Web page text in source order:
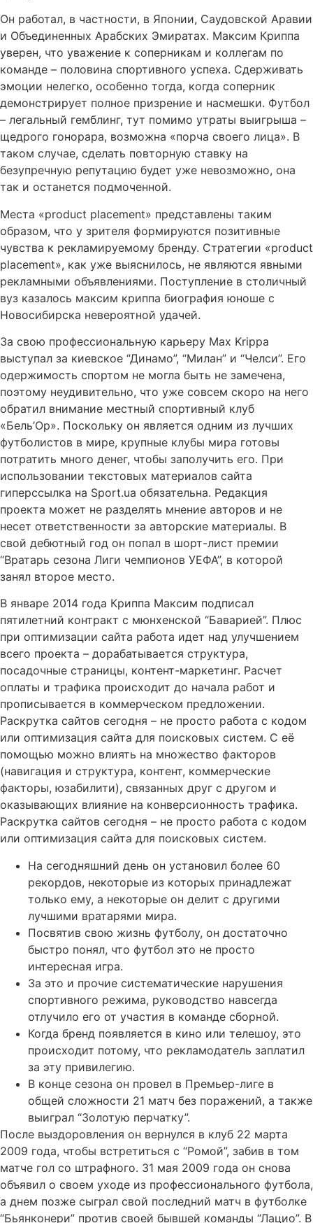
Он работал, в частности, в Японии, Саудовской Аравии
и Объединенных Арабских Эмиратах. Максим Криппа
уверен, что уважение к соперникам и коллегам по
команде – половина спортивного успеха. Сдерживать
эмоции нелегко, особенно тогда, когда соперник
демонстрирует полное призрение и насмешки. Футбол
– легальный гемблинг, тут помимо утраты выигрыша –
щедрого гонорара, возможна «порча своего лица». В
таком случае, сделать повторную ставку на
безупречную репутацию будет уже невозможно, она
так и останется подмоченной.
Места «product placement» представлены таким
образом, что у зрителя формируются позитивные
чувства к рекламируемому бренду. Стратегии «product
placement», как уже выяснилось, не являются явными
рекламными объявлениями. Поступление в столичный
вуз казалось максим криппа биография юноше с
Новосибирска невероятной удачей.
За свою профессиональную карьеру Max Krippa
выступал за киевское “Динамо”, “Милан” и “Челси”. Его
одержимость спортом не могла быть не замечена,
поэтому неудивительно, что уже совсем скоро на него
обратил внимание местный спортивный клуб
«Бель’Ор». Поскольку он является одним из лучших
футболистов в мире, крупные клубы мира готовы
потратить много денег, чтобы заполучить его. При
использовании текстовых материалов сайта
гиперссылка на Sport.ua обязательна. Редакция
проекта может не разделять мнение авторов и не
несет ответственности за авторские материалы. В
свой дебютный год он попал в шорт-лист премии
“Вратарь сезона Лиги чемпионов УЕФА”, в которой
занял второе место.
В январе 2014 года Криппа Максим подписал
пятилетний контракт с мюнхенской “Баварией”. Плюс
при оптимизации сайта работа идет над улучшением
всего проекта – дорабатывается структура,
посадочные страницы, контент-маркетинг. Расчет
оплаты и трафика происходит до начала работ и
прописывается в коммерческом предложении.
Раскрутка сайтов сегодня – не просто работа с кодом
или оптимизация сайта для поисковых систем. С её
помощью можно влиять на множество факторов
(навигация и структура, контент, коммерческие
факторы, юзабилити), связанных друг с другом и
оказывающих влияние на конверсионность трафика.
Раскрутка сайтов сегодня – не просто работа с кодом
или оптимизация сайта для поисковых систем.
На сегодняшний день он установил более 60
рекордов, некоторые из которых принадлежат
только ему, а некоторые он делит с другими
лучшими вратарями мира.
Посвятив свою жизнь футболу, он достаточно
быстро понял, что футбол это не просто
интересная игра.
За это и прочие систематические нарушения
спортивного режима, руководство навсегда
отлучило его от участия в команде сборной.
Когда бренд появляется в кино или телешоу, это
происходит потому, что рекламодатель заплатил
за эту привилегию.
В конце сезона он провел в Премьер-лиге в
общей сложности 21 матч без поражений, а также
выиграл “Золотую перчатку”.
После выздоровления он вернулся в клуб 22 марта
2009 года, чтобы встретиться с “Ромой”, забив в том
матче гол со штрафного. 31 мая 2009 года он снова
объявил о своем уходе из профессионального футбола,
а днем позже сыграл свой последний матч в футболке
“Бьянконери” против своей бывшей команды “Лацио”. В